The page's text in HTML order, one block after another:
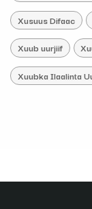
Xusuus Difaac
Xuub uurjiif
Xuubka Ilaalinta